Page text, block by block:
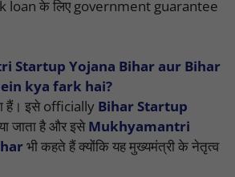
loan के लिए government guarantee
Startup Yojana Bihar aur Bihar
kya fark hai?
हैं। इसे officially Bihar Startup
जाता है और इसेMukhyamantri
भी कहते हैं क्योंकि यह मुख्यमंत्री के नेतृत्व